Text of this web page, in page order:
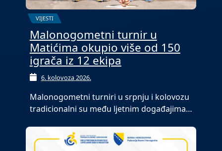
VIJESTI
Malonogometni turnir u
Matićima okupio više od 150
igrača iz 12 ekipa
6. kolovoza 2026.
Malonogometni turniri u srpnju i kolovozu
tradicionalni su među ljetnim događajima…